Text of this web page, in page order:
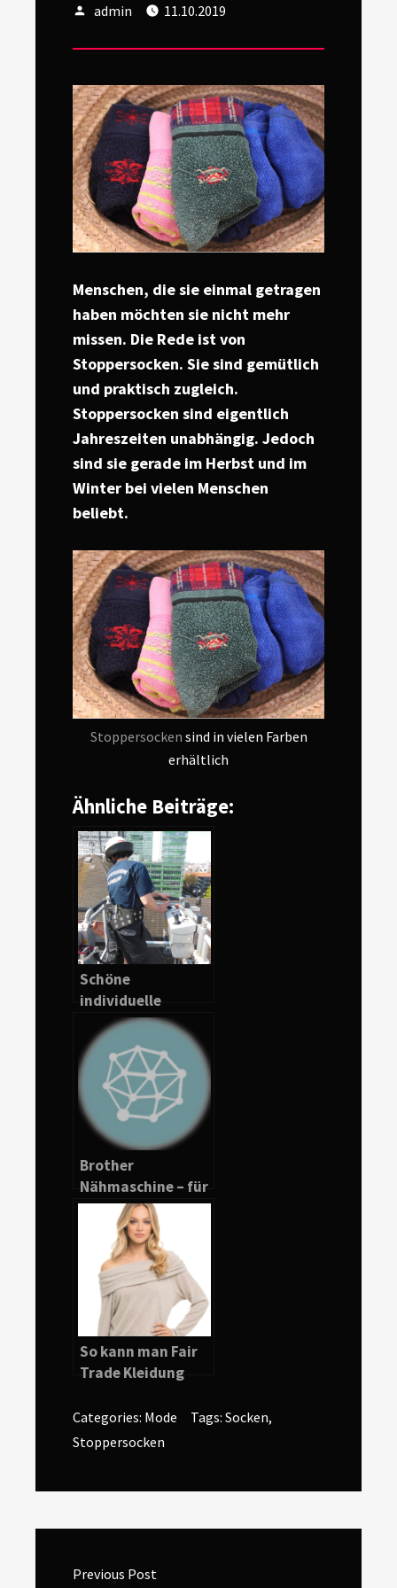
Author
admin
Posted
11.10.2019
Menschen, die sie einmal getragen
haben möchten sie nicht mehr
missen. Die Rede ist von
Stoppersocken. Sie sind gemütlich
und praktisch zugleich.
Stoppersocken sind eigentlich
Jahreszeiten unabhängig. Jedoch
sind sie gerade im Herbst und im
Winter bei vielen Menschen
beliebt.
Stoppersocken sind in vielen Farben
erhältlich
Ähnliche Beiträge:
Schöne
individuelle
Feuerwehr T Shirt
selbst gestalten
Brother
Nähmaschine – für
Maßgeschneiderte
So kann man Fair
Trade Kleidung
Categories: Mode Tags: Socken,
Stoppersocken
Previous Post